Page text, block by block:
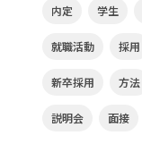
内定 学生
就職活動 採用
新卒採用 方法
説明会 面接